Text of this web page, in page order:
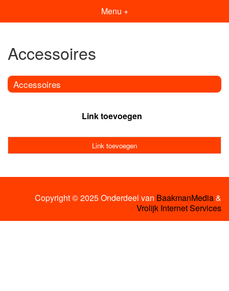
Menu +
Accessoires
Accessoires
Link toevoegen
Link toevoegen
Copyright © 2025 Onderdeel van BaakmanMedia&
Vrolijk Internet Services